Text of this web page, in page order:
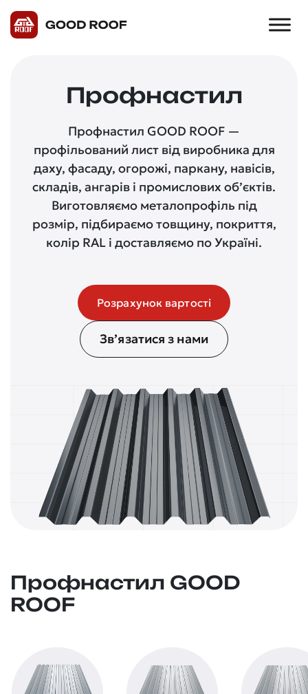
Профнастил
Профнастил GOOD ROOF —
профільований лист від виробника для
даху, фасаду, огорожі, паркану, навісів,
складів, ангарів і промислових об’єктів.
Виготовляємо металопрофіль під
розмір, підбираємо товщину, покриття,
колір RAL і доставляємо по Україні.
Розрахунок вартості
Зв’язатися з нами
Профнастил GOOD
ROOF